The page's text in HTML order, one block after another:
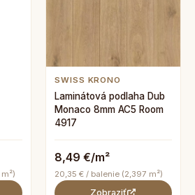
SWISS KRONO
Laminátová podlaha Dub
Monaco 8mm AC5 Room
4917
8,49 €/m²
20,35 € / balenie (2,397 m²)
Zobraziť